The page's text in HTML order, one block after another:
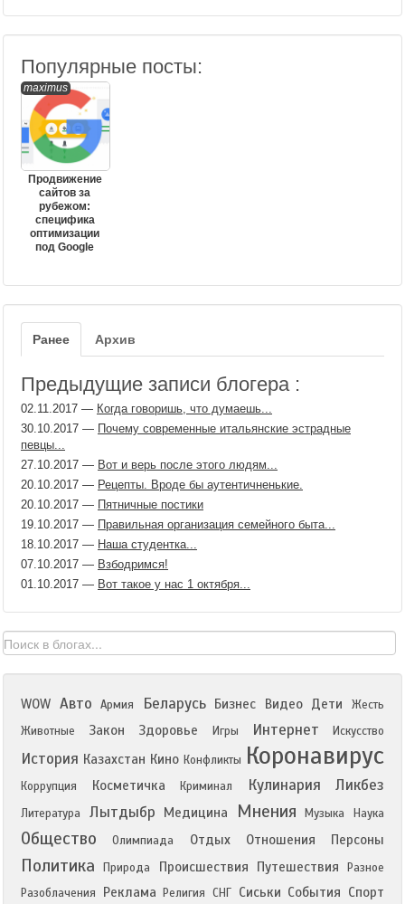
Популярные посты:
maximus
Продвижение
сайтов за
рубежом:
специфика
оптимизации
под Google
Ранее Архив
Предыдущие записи блогера :
02.11.2017 — Когда говоришь, что думаешь...
30.10.2017 — Почему современные итальянские эстрадные
певцы...
27.10.2017 — Вот и верь после этого людям...
20.10.2017 — Рецепты. Вроде бы аутентичненькие.
20.10.2017 — Пятничные постики
19.10.2017 — Правильная организация семейного быта...
18.10.2017 — Наша студентка...
07.10.2017 — Взбодримся!
01.10.2017 — Вот такое у нас 1 октября...
WOW Авто Армия Беларусь Бизнес Видео Дети
Жесть
Животные
Закон Здоровье Игры Интернет Искусство
История Казахстан Кино Конфликты Коронавирус
Коррупция Косметичка Криминал Кулинария Ликбез
Литература Лытдыбр Медицина Мнения Музыка Наука
Общество Олимпиада Отдых Отношения Персоны
Политика Природа Происшествия Путешествия
Разное
Разоблачения
Реклама Религия СНГ Сиськи События Спорт